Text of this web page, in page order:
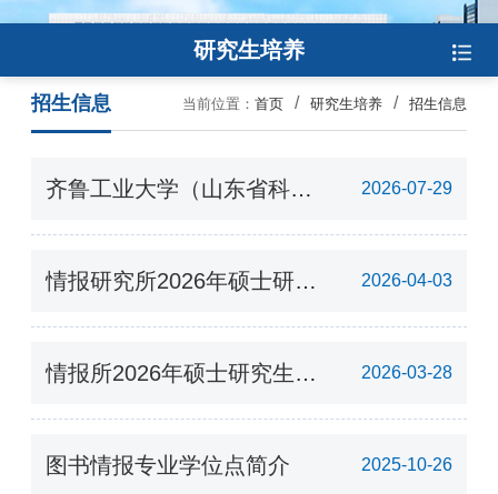
研究生培养
当前位置：首页 研究生培养 招生信息
招生信息
2026-07-29
齐鲁工业大学（山东省科学
2026-04-03
情报研究所2026年硕士研究
2026-03-28
情报所2026年硕士研究生
2025-10-26
图书情报专业学位点简介